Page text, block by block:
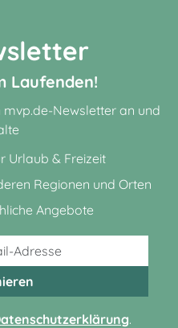
Laufenden!
Newsletter an und
Urlaub & Freizeit
Regionen und Orten
Angebote
.